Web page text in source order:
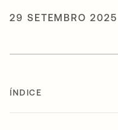
29 SETEMBRO 2025
ÍNDICE